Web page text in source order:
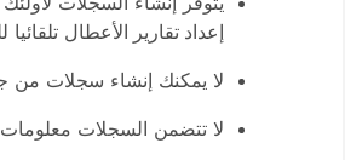
إعداد تقارير الأعطال
لا يمكنك إنشاء سجلات من
لا تتضمن السجلات معلومات